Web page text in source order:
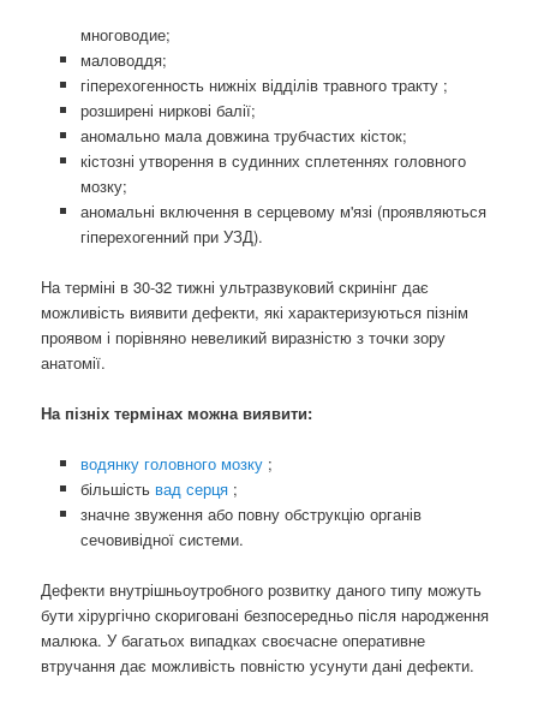
многоводие;
маловоддя;
гіперехогенность нижніх відділів травного тракту ;
розширені ниркові балії;
аномально мала довжина трубчастих кісток;
кістозні утворення в судинних сплетеннях головного
мозку;
аномальні включення в серцевому м'язі (проявляються
гіперехогенний при УЗД).
На терміні в 30-32 тижні ультразвуковий скринінг дає
можливість виявити дефекти, які характеризуються пізнім
проявом і порівняно невеликий виразністю з точки зору
анатомії.
На пізніх термінах можна виявити:
водянку головного мозку ;
більшість вад серця ;
значне звуження або повну обструкцію органів
сечовивідної системи.
Дефекти внутрішньоутробного розвитку даного типу можуть
бути хірургічно скориговані безпосередньо після народження
малюка. У багатьох випадках своєчасне оперативне
втручання дає можливість повністю усунути дані дефекти.